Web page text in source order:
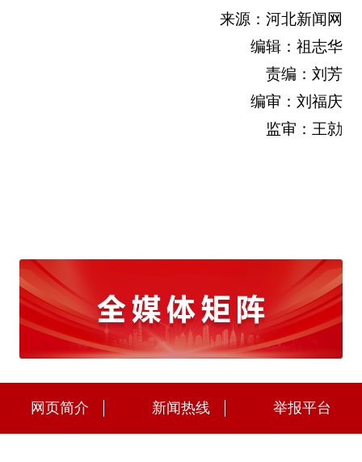
来源：河北新闻网
编辑：祖志华
责编：刘芳
编审：刘福庆
监审：王勍
网页简介 新闻热线 举报平台